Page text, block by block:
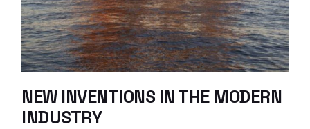
NEW INVENTIONS IN THE MODERN
INDUSTRY